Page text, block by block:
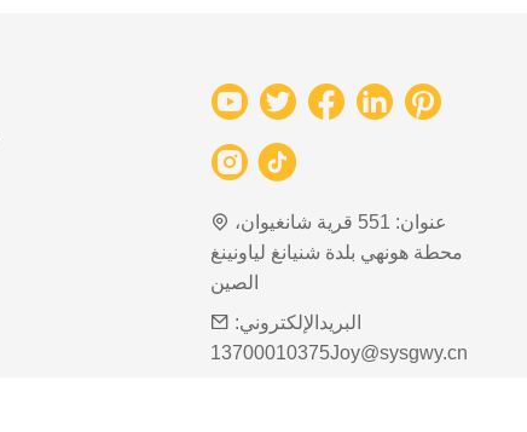
عنوان:
551 قرية شانغيوان،
محطة هونهي بلدة شنيانغ لياونينغ
الصين
البريدالإلكتروني:
13700010375Joy@sysgwy.cn